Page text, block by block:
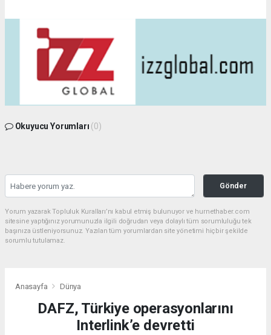
Okuyucu Yorumları (0)
Gönder
Yorum yazarak Topluluk Kuralları’nı kabul etmiş bulunuyor ve hurnethaber.com
sitesine yaptığınız yorumunuzla ilgili doğrudan veya dolaylı tüm sorumluluğu tek
başınıza üstleniyorsunuz. Yazılan tüm yorumlardan site yönetimi hiçbir şekilde
sorumlu tutulamaz.
Anasayfa Dünya
DAFZ, Türkiye operasyonlarını
Interlink’e devretti